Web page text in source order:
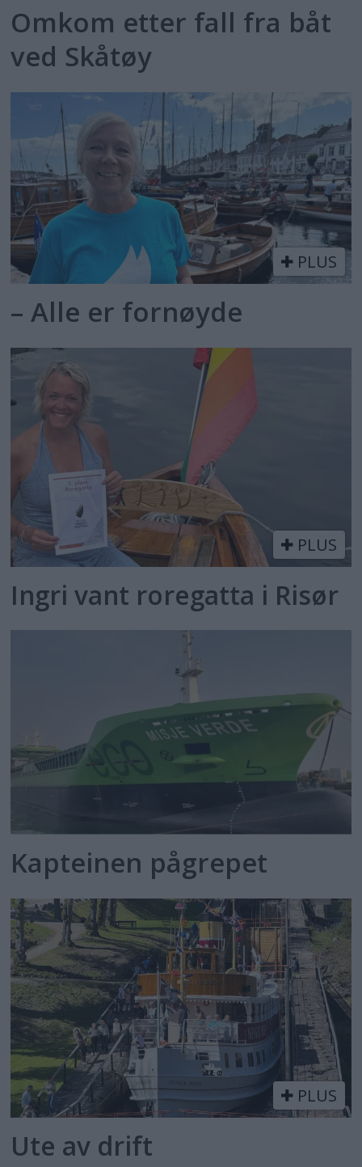
Omkom etter fall fra båt
ved Skåtøy
PLUS
– Alle er fornøyde
PLUS
Ingri vant roregatta i Risør
Kapteinen pågrepet
PLUS
Ute av drift